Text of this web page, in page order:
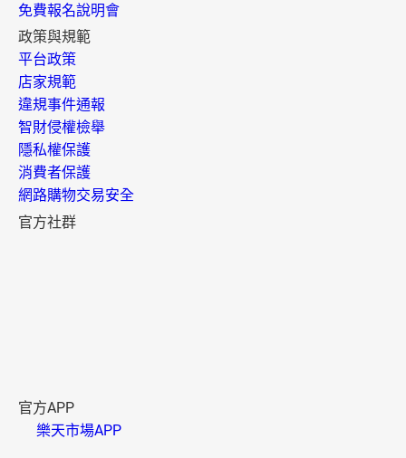
免費報名說明會
政策與規範
平台政策
店家規範
違規事件通報
智財侵權檢舉
隱私權保護
消費者保護
網路購物交易安全
官方社群
官方APP
樂天市場APP